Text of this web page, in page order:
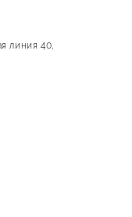
линия 40,